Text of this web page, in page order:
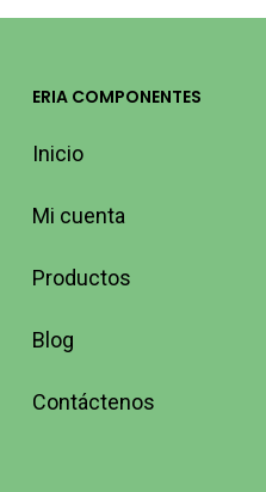
ERIA COMPONENTES
Inicio
Mi cuenta
Productos
Blog
Contáctenos